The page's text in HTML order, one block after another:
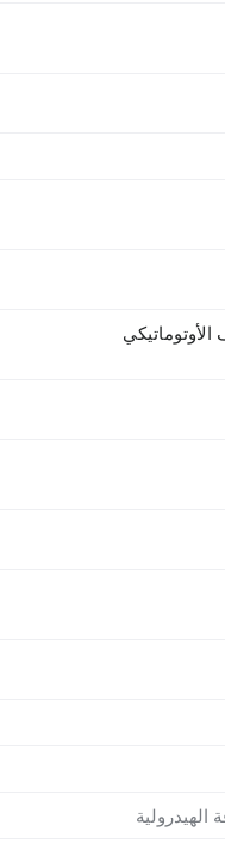
الأوتوماتيكي
الهيدرولية